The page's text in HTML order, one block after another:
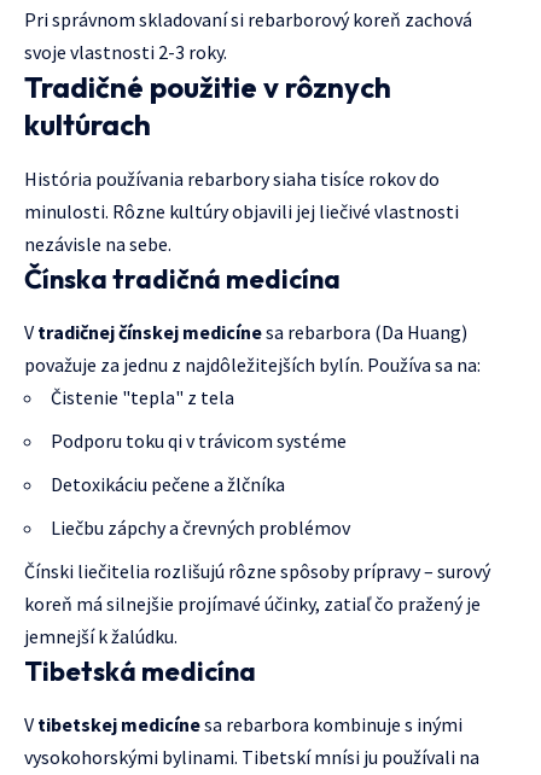
Pri správnom skladovaní si rebarborový koreň zachová
svoje vlastnosti 2-3 roky.
Tradičné použitie v rôznych
kultúrach
História používania rebarbory siaha tisíce rokov do
minulosti. Rôzne kultúry objavili jej liečivé vlastnosti
nezávisle na sebe.
Čínska tradičná medicína
V tradičnej čínskej medicínesa rebarbora (Da Huang)
považuje za jednu z najdôležitejších bylín. Používa sa na:
Čistenie "tepla" z tela
Podporu toku qi v trávicom systéme
Detoxikáciu pečene a žlčníka
Liečbu zápchy a črevných problémov
Čínski liečitelia rozlišujú rôzne spôsoby prípravy – surový
koreň má silnejšie projímavé účinky, zatiaľ čo pražený je
jemnejší k žalúdku.
Tibetská medicína
V tibetskej medicínesa rebarbora kombinuje s inými
vysokohorskými bylinami. Tibetskí mnísi ju používali na